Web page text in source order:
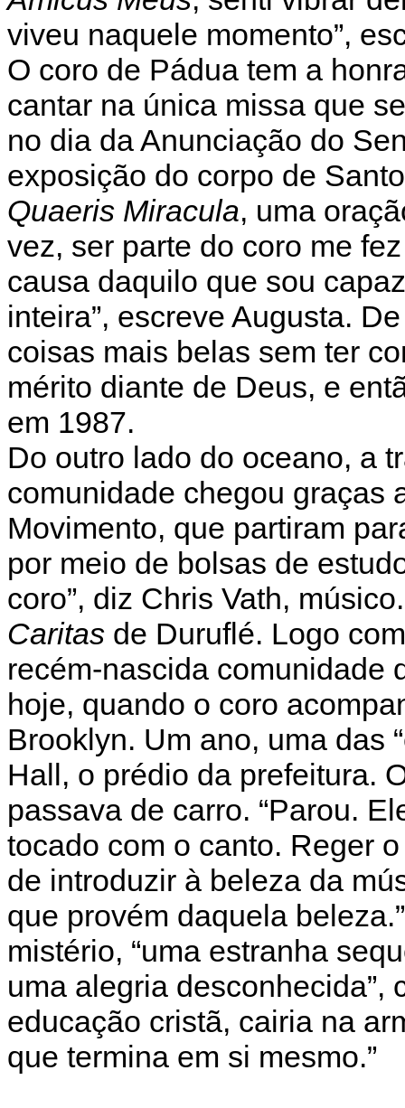
viveu naquele momento”,
O coro de Pádua tem a
cantar na única missa que
no dia da Anunciação do
exposição do corpo de
Quaeris Miracula, uma
vez, ser parte do coro me
causa daquilo que sou
inteira”, escreve Augusta.
coisas mais belas sem ter
mérito diante de Deus, e
em 1987.
Do outro lado do oceano, a
comunidade chegou graças
Movimento, que partiram
por meio de bolsas de
coro”, diz Chris Vath,
Caritas de Duruflé. Logo
recém-nascida comunidade
hoje, quando o coro
Brooklyn. Um ano, uma das
Hall, o prédio da prefeitura.
passava de carro. “Parou.
tocado com o canto. Reger
de introduzir à beleza da
que provém daquela
mistério, “uma estranha
uma alegria desconhecida”,
educação cristã, cairia na
que termina em si mesmo.”